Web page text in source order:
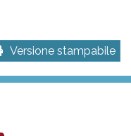
Versione stampabile